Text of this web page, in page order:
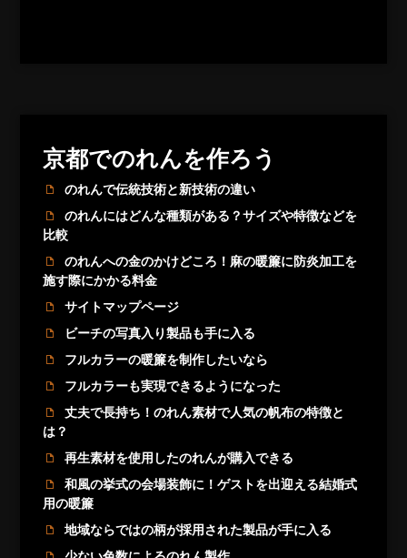
京都でのれんを作ろう
のれんで伝統技術と新技術の違い
のれんにはどんな種類がある？サイズや特徴などを
比較
のれんへの金のかけどころ！麻の暖簾に防炎加工を
施す際にかかる料金
サイトマップページ
ビーチの写真入り製品も手に入る
フルカラーの暖簾を制作したいなら
フルカラーも実現できるようになった
丈夫で長持ち！のれん素材で人気の帆布の特徴と
は？
再生素材を使用したのれんが購入できる
和風の挙式の会場装飾に！ゲストを出迎える結婚式
用の暖簾
地域ならではの柄が採用された製品が手に入る